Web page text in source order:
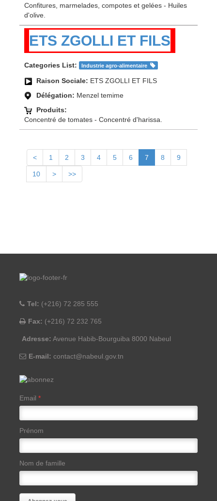
Confitures, marmelades, compotes et gelées - Huiles
d'olive.
ETS ZGOLLI ET FILS
Categories List: Industrie agro-alimentaire
Raison Sociale: ETS ZGOLLI ET FILS
Délégation: Menzel temime
Produits:
Concentré de tomates - Concentré d'harissa.
< 1 2 3 4 5 6 7 8 9
10 > >>
Tel: (+216) 72 285 555
Fax: (+216) 72 232 765
Adresse: Avenue Habib-Bourguiba 8000 Nabeul
E-mail: contact@nabeul.gov.tn
Email *
Prénom
Nom de famille